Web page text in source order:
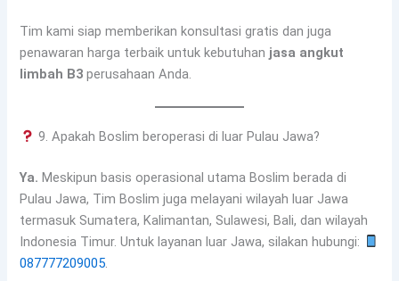
Tim kami siap memberikan konsultasi gratis dan juga
penawaran harga terbaik untuk kebutuhan jasa angkut
limbah B3 perusahaan Anda.
9. Apakah Boslim beroperasi di luar Pulau Jawa?
Ya. Meskipun basis operasional utama Boslim berada di
Pulau Jawa, Tim Boslim juga melayani wilayah luar Jawa
termasuk Sumatera, Kalimantan, Sulawesi, Bali, dan wilayah
Indonesia Timur. Untuk layanan luar Jawa, silakan hubungi:
087777209005.